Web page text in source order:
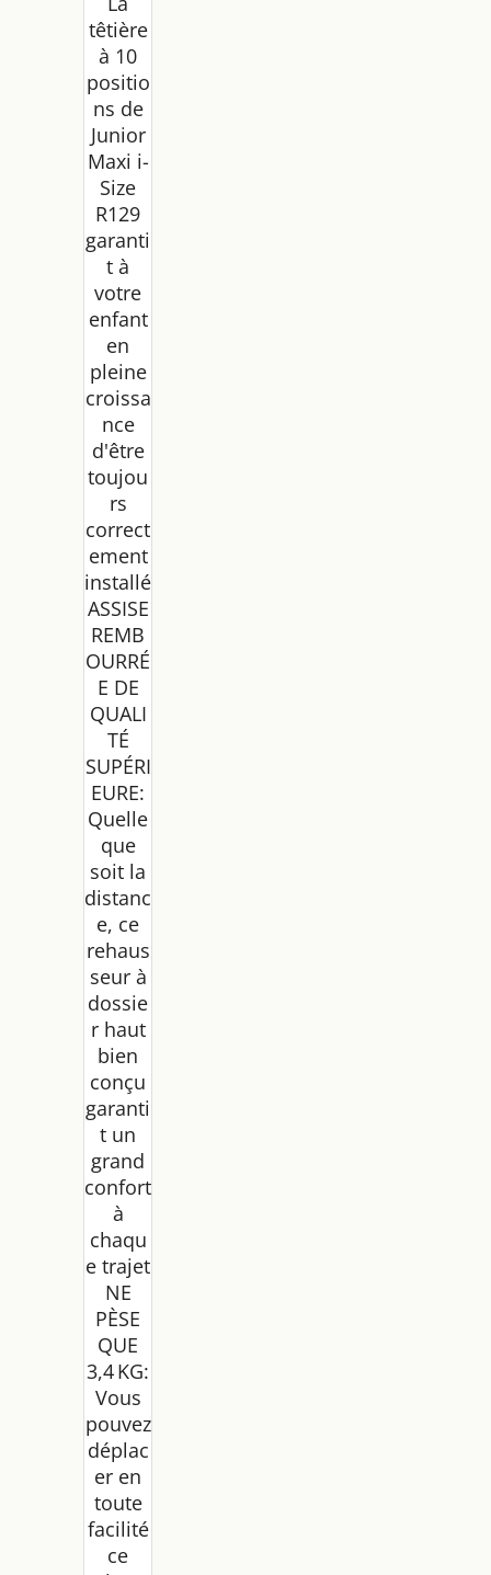
têtière
à 10
positio
ns de
Junior
Maxi i-
Size
R129
garanti
t à
votre
enfant
en
pleine
croissa
nce
d'être
toujou
rs
correct
ement
installé
ASSISE
REMB
OURRÉ
E DE
QUALI
TÉ
SUPÉRI
EURE:
Quelle
que
soit la
distanc
e, ce
rehaus
seur à
dossie
r haut
bien
conçu
garanti
t un
grand
confort
à
chaqu
e trajet
NE
PÈSE
QUE
3,4 KG:
Vous
pouvez
déplac
er en
toute
facilité
ce